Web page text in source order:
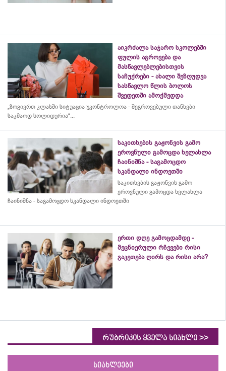
აიკრძალა საჯარო სკოლებში
ფულის აგროვება და
მასწავლებლებისთვის
საჩუქრები - ახალი შეზღუდვა
სასწავლო წლის ბოლოს
შვედეთში ამოქმედდა
„ზოგიერთ კლასში სიტუაცია უკონტროლოა - შეგროვებული თანხები
საკმაოდ სოლიდურია“...
საკითხების გაჟონვის გამო
ეროვნული გამოცდა ხელახლა
ჩაინიშნა - საგამოცდო
სკანდალი ინდოეთში
საკითხების გაჟონვის გამო
ეროვნული გამოცდა ხელახლა
ჩაინიშნა - საგამოცდო სკანდალი ინდოეთში
ერთი დღე გამოცდამდე -
მეცნიერული რჩევები რისი
გაკეთება ღირს და რისი არა?
რუბრიკის ყველა სიახლე >>
სიახლეები